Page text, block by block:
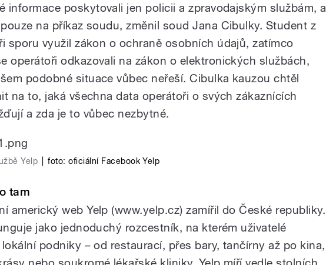
informace poskytovali jen policii a zpravodajským službám, a
na příkaz soudu, změnil soud Jana Cibulky. Student z
sporu využil zákon o ochraně osobních údajů, zatímco
operátoři odkazovali na zákon o elektronických službách,
podobné situace vůbec neřeší. Cibulka kauzou chtěl
na to, jaká všechna data operátoři o svých zákaznících
a zda je to vůbec nezbytné.
Yelp foto: oficiální Facebook Yelp
tam
americký web Yelp (www.yelp.cz) zamířil do České republiky.
jako jednoduchý rozcestník, na kterém uživatelé
podniky – od restaurací, přes bary, tančírny až po kina,